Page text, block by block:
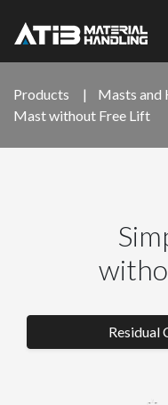
Products | Masts and
Mast without Free Lift
Residual